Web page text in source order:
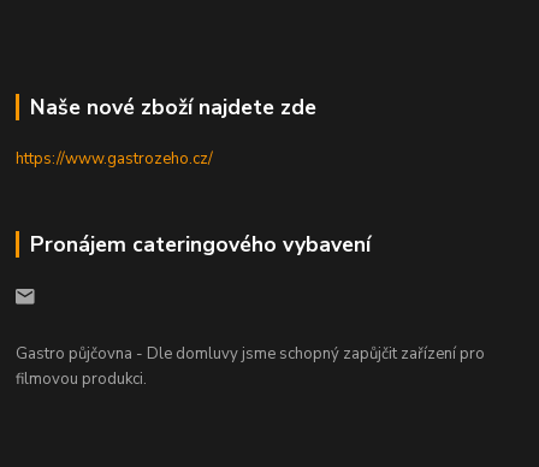
Naše nové zboží najdete zde
https://www.gastrozeho.cz/
Pronájem cateringového vybavení
Gastro půjčovna - Dle domluvy jsme schopný zapůjčit zařízení pro
filmovou produkci.